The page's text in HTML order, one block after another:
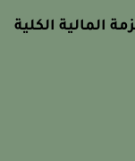
الكلية